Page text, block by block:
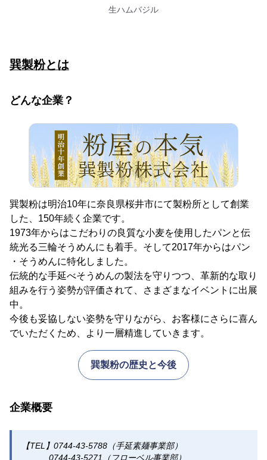
生ハムバジル
巽製粉とは
どんな企業？
巽製粉は明治10年に奈良県桜井市にて製粉所として創業
した、150年続く企業です。
1973年からはこだわりの良質な小麦を使用したパンと伝
統光る三輪そうめんにも着手。そして2017年からはパン
・そうめんに特化しました。
伝統的な手延べそうめんの製法を守りつつ、革新的な取り
組みを行う姿勢が評価されて、さまざまなイベントに出展
中。
今後も妥協しない姿勢を守りながら、お客様にさらに喜ん
でいただくため、より一層精進していきます。
巽製粉の歴史と今後
企業概要
【TEL】0744-43-5788（手延素麺事業部）
0744-43-5271（フローベル事業部）